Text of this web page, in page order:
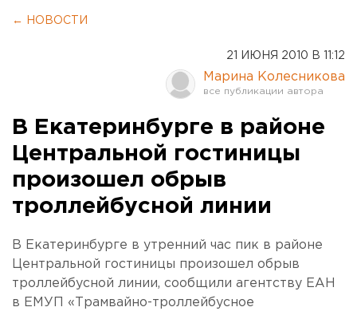
← НОВОСТИ
21 ИЮНЯ 2010 В 11:12
Марина Колесникова
В Екатеринбурге в районе
Центральной гостиницы
произошел обрыв
троллейбусной линии
В Екатеринбурге в утренний час пик в районе
Центральной гостиницы произошел обрыв
троллейбусной линии, сообщили агентству ЕАН
в ЕМУП «Трамвайно-троллейбусное